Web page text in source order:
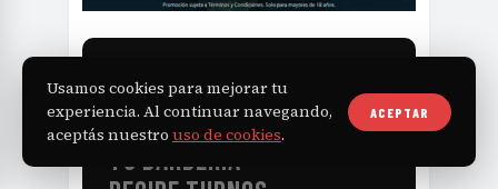
NAVAJABOOK
TU BARBERÍA
Usamos cookies para mejorar tu
experiencia. Al continuar navegando,
aceptás nuestro uso de cookies.
ACEPTAR